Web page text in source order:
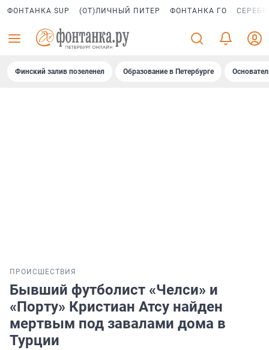
ФОНТАНКА SUP (ОТ)ЛИЧНЫЙ ПИТЕР ФОНТАНКА ГО
Финский залив позеленел Образование в Петербурге
ПРОИСШЕСТВИЯ
Бывший футболист «Челси» и
«Порту» Кристиан Атсу найден
мертвым под завалами дома в
Турции